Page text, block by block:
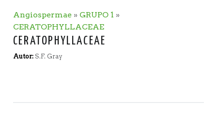
Angiospermae» GRUPO 1 »
CERATOPHYLLACEAE
CERATOPHYLLACEAE
Autor: S.F. Gray